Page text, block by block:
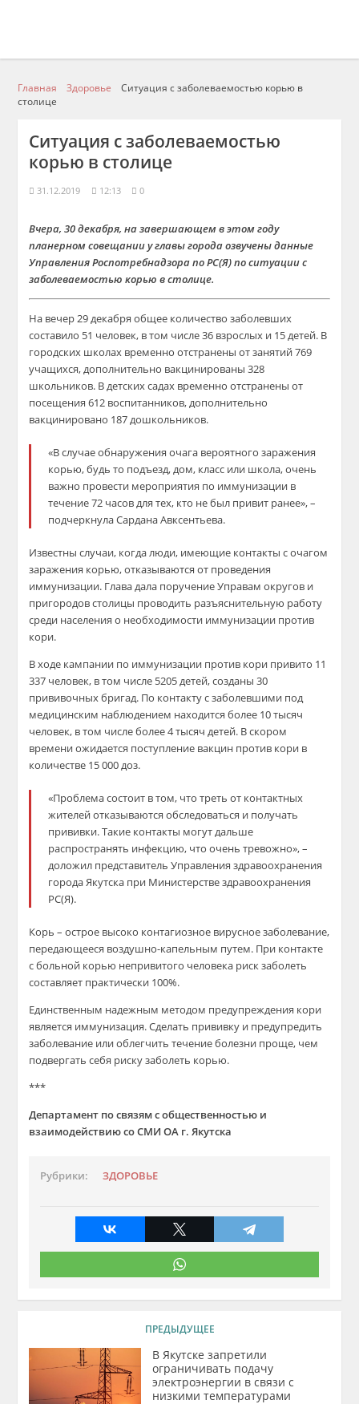
Главная Здоровье
Ситуация с заболеваемостью корью в
столице
Ситуация с заболеваемостью
корью в столице
31.12.2019 12:13 0
Вчера, 30 декабря, на завершающем в этом году
планерном совещании у главы города озвучены данные
Управления Роспотребнадзора по РС(Я) по ситуации с
заболеваемостью корью в столице.
На вечер 29 декабря общее количество заболевших
составило 51 человек, в том числе 36 взрослых и 15 детей. В
городских школах временно отстранены от занятий 769
учащихся, дополнительно вакцинированы 328
школьников. В детских садах временно отстранены от
посещения 612 воспитанников, дополнительно
вакцинировано 187 дошкольников.
«В случае обнаружения очага вероятного заражения
корью, будь то подъезд, дом, класс или школа, очень
важно провести мероприятия по иммунизации в
течение 72 часов для тех, кто не был привит ранее», –
подчеркнула Сардана Авксентьева.
Известны случаи, когда люди, имеющие контакты с очагом
заражения корью, отказываются от проведения
иммунизации. Глава дала поручение Управам округов и
пригородов столицы проводить разъяснительную работу
среди населения о необходимости иммунизации против
кори.
В ходе кампании по иммунизации против кори привито 11
337 человек, в том числе 5205 детей, созданы 30
прививочных бригад. По контакту с заболевшими под
медицинским наблюдением находится более 10 тысяч
человек, в том числе более 4 тысяч детей. В скором
времени ожидается поступление вакцин против кори в
количестве 15 000 доз.
«Проблема состоит в том, что треть от контактных
жителей отказываются обследоваться и получать
прививки. Такие контакты могут дальше
распространять инфекцию, что очень тревожно», –
доложил представитель Управления здравоохранения
города Якутска при Министерстве здравоохранения
РС(Я).
Корь – острое высоко контагиозное вирусное заболевание,
передающееся воздушно-капельным путем. При контакте
с больной корью непривитого человека риск заболеть
составляет практически 100%.
Единственным надежным методом предупреждения кори
является иммунизация. Сделать прививку и предупредить
заболевание или облегчить течение болезни проще, чем
подвергать себя риску заболеть корью.
***
Департамент по связям с общественностью и
взаимодействию со СМИ ОА г. Якутска
Рубрики: ЗДОРОВЬЕ
ПРЕДЫДУЩЕЕ
В Якутске запретили
ограничивать подачу
электроэнергии в связи с
низкими температурами